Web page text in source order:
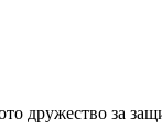
дружество за